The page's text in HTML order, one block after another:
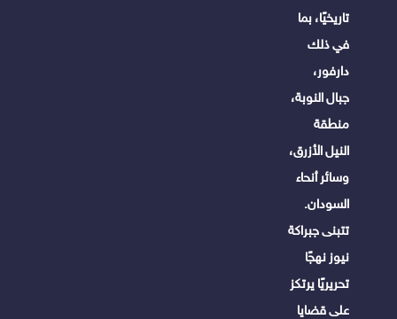
تاريخيًا، بما
في ذلك
دارفور،
جبال النوبة،
منطقة
النيل الأزرق،
وسائر أنحاء
السودان.
تتبنى جبراكة
نيوز نهجًا
تحريريًا يرتكز
على قضايا